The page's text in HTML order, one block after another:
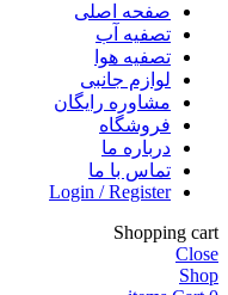
صفحه اصلی
تصفیه آب
تصفیه هوا
لوازم جانبی
مشاوره رایگان
فروشگاه
درباره ما
تماس با ما
Login / Register
Shopping cart
Close
Shop